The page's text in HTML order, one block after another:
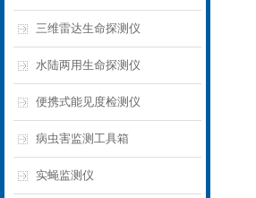
三维雷达生命探测仪
水陆两用生命探测仪
便携式能见度检测仪
病虫害监测工具箱
实蝇监测仪